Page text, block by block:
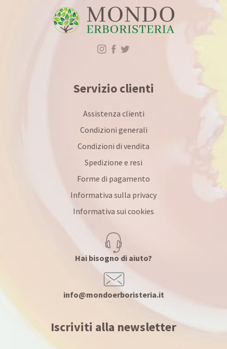
Servizio clienti
Assistenza clienti
Condizioni generali
Condizioni di vendita
Spedizione e resi
Forme di pagamento
Informativa sulla privacy
Informativa sui cookies
Hai bisogno di aiuto?
info@mondoerboristeria.it
Iscriviti alla newsletter